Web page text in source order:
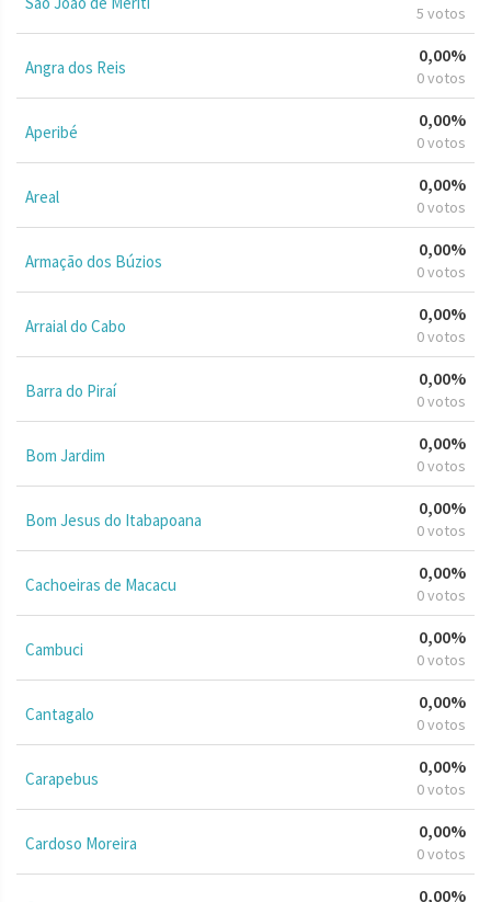
5 votos
Angra dos Reis
0,00%
0 votos
Aperibé
0,00%
0 votos
Areal
0,00%
0 votos
Armação dos Búzios
0,00%
0 votos
Arraial do Cabo
0,00%
0 votos
Barra do Piraí
0,00%
0 votos
Bom Jardim
0,00%
0 votos
Bom Jesus do Itabapoana
0,00%
0 votos
Cachoeiras de Macacu
0,00%
0 votos
Cambuci
0,00%
0 votos
Cantagalo
0,00%
0 votos
Carapebus
0,00%
0 votos
Cardoso Moreira
0,00%
0 votos
0,00%